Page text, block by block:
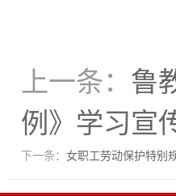
上一条： 鲁
例》学习宣
下一条： 女职工劳动保护特别